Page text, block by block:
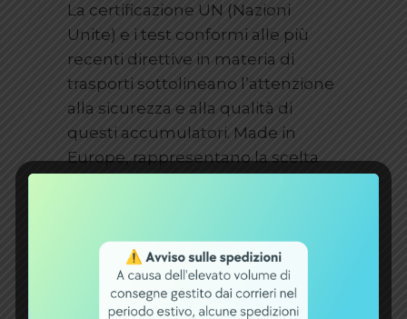
La certificazione UN (Nazioni
Unite) e i test conformi alle più
recenti direttive in materia di
trasporti sottolineano l’attenzione
alla sicurezza e alla qualità di
questi accumulatori. Made in
Europe, rappresentano la scelta
percorrenza senza la necessità di
frequenti ricariche.